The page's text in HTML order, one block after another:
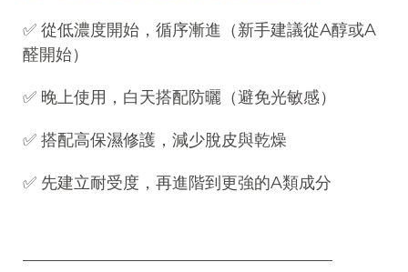
✅ 從低濃度開始，循序漸進（新手建議從A醇或A
醛開始）
✅ 晚上使用，白天搭配防曬（避免光敏感）
✅ 搭配高保濕修護，減少脫皮與乾燥
✅ 先建立耐受度，再進階到更強的A類成分
──────────────────────────────────